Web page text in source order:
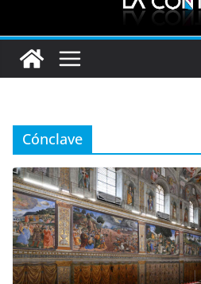
Cónclave